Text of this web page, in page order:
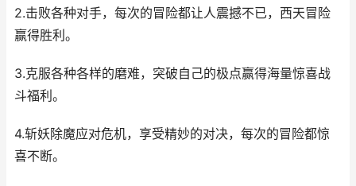
2.击败各种对手，每次的冒险都让人震撼不已，西天冒险
赢得胜利。
3.克服各种各样的磨难，突破自己的极点赢得海量惊喜战
斗福利。
4.斩妖除魔应对危机，享受精妙的对决，每次的冒险都惊
喜不断。